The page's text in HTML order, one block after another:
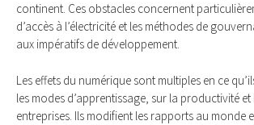
continent. Ces obstacles concernent
d’accès à l’électricité et les méthodes de
aux impératifs de développement.
Les effets du numérique sont multiples en ce
les modes d’apprentissage, sur la productivité
entreprises. Ils modifient les rapports au monde